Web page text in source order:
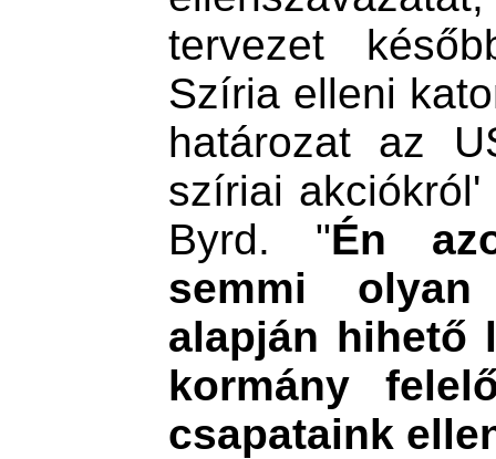
tervezet
Szíria elleni
határozat az
szíriai
Byrd. "Én
semmi
alapján hihető
kormány
csapataink